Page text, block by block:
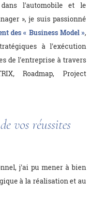
l'automobile et le
», je suis passionné
des « Business Model »,
à l'exécution
de l'entreprise à travers
Roadmap, Project
vos réussites
j'ai pu mener à bien
à la réalisation et au